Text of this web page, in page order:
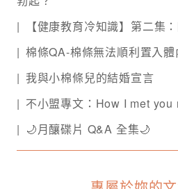
【健康教育冷知識】第二集
棉條QA-棉條無法順利置入
我與小棉條兒的結婚宣言
不小盟專文：How I met you
🌙月釀碟片 Q&A 全集🌙